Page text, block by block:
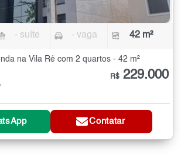
- suíte - vaga 42 m²
na Vila Ré com 2 quartos - 42 m²
R$ 229.000
Contatar